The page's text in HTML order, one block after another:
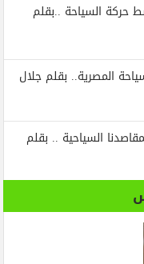
حركة السياحة ..بقلم
المصرية.. بقلم جلال
السياحية .. بقلم